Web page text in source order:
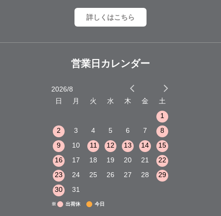
詳しくはこちら
営業日カレンダー
2026/8
日
月 火 水 木 金
土
1
2
3 4 5 6 7
8
9
10 11 12 13 14
15
16
17 18 19 20 21
22
23
24 25 26 27 28
29
30
31
※ 出荷休 今日